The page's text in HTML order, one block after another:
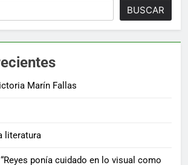
BUSCAR
Marín Fallas
literatura
ponía cuidado en lo visual como